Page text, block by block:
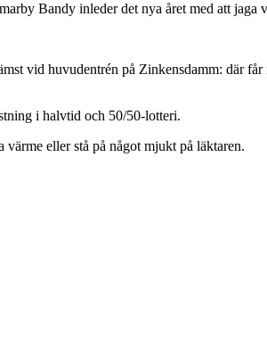
Bandy inleder det nya året med att jaga
vid huvudentrén på Zinkensdamm: där
i halvtid och 50/50-lotteri.
eller stå på något mjukt på läktaren.